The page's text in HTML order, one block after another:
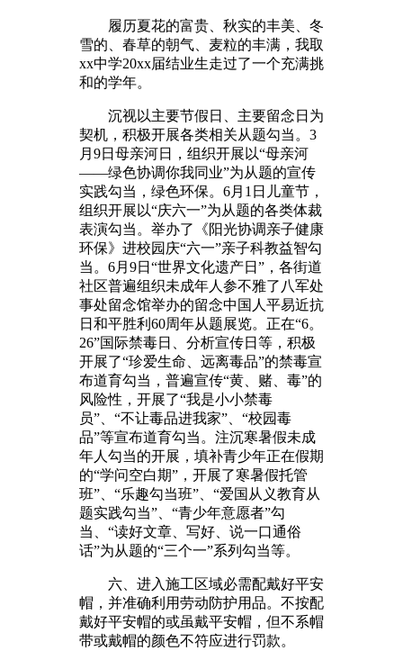
履历夏花的富贵、秋实的丰美、冬
雪的、春草的朝气、麦粒的丰满，我取
xx中学20xx届结业生走过了一个充满挑
和的学年。
沉视以主要节假日、主要留念日为
契机，积极开展各类相关从题勾当。3
月9日母亲河日，组织开展以“母亲河
――绿色协调你我同业”为从题的宣传
实践勾当，绿色环保。6月1日儿童节，
组织开展以“庆六一”为从题的各类体裁
表演勾当。举办了《阳光协调亲子健康
环保》进校园庆“六一”亲子科教益智勾
当。6月9日“世界文化遗产日”，各街道
社区普遍组织未成年人参不雅了八军处
事处留念馆举办的留念中国人平易近抗
日和平胜利60周年从题展览。正在“6。
26”国际禁毒日、分析宣传日等，积极
开展了“珍爱生命、远离毒品”的禁毒宣
布道育勾当，普遍宣传“黄、赌、毒”的
风险性，开展了“我是小小禁毒
员”、“不让毒品进我家”、“校园毒
品”等宣布道育勾当。注沉寒暑假未成
年人勾当的开展，填补青少年正在假期
的“学问空白期”，开展了寒暑假托管
班”、“乐趣勾当班”、“爱国从义教育从
题实践勾当”、“青少年意愿者”勾
当、“读好文章、写好、说一口通俗
话”为从题的“三个一”系列勾当等。
六、进入施工区域必需配戴好平安
帽，并准确利用劳动防护用品。不按配
戴好平安帽的或虽戴平安帽，但不系帽
带或戴帽的颜色不符应进行罚款。